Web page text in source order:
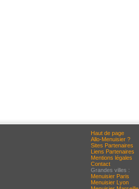
Haut de page
Allo-Menuisier ?
Sites Partenaires
Liens Partenaires
Mentions légales
Contact
Grandes villes :
Menuisier Paris
Menuisier Lyon